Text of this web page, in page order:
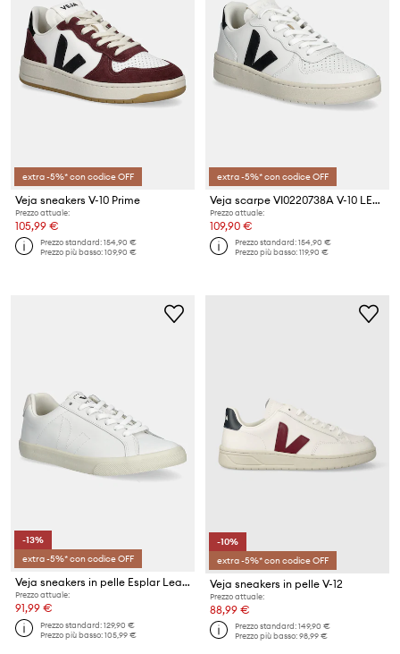
extra -5%* con codice OFF
Veja sneakers V-10 Prime
Prezzo attuale:
105,99 €
Prezzo standard:154,90 €
Prezzo più basso:109,90 €
extra -5%* con codice OFF
Veja scarpe VI0220738A V-10 LEATHER
Prezzo attuale:
109,90 €
Prezzo standard:154,90 €
Prezzo più basso:119,90 €
-13%
extra -5%* con codice OFF
Veja sneakers in pelle Esplar Leather
Prezzo attuale:
91,99 €
Prezzo standard:129,90 €
Prezzo più basso:105,99 €
-10%
extra -5%* con codice OFF
Veja sneakers in pelle V-12
Prezzo attuale:
88,99 €
Prezzo standard:149,90 €
Prezzo più basso:98,99 €